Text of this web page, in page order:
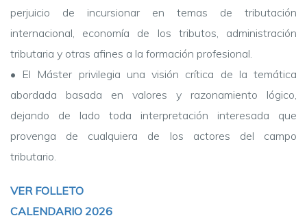
perjuicio de incursionar en temas de tributación
internacional, economía de los tributos, administración
tributaria y otras afines a la formación profesional.
• El Máster privilegia una visión crítica de la temática
abordada basada en valores y razonamiento lógico,
dejando de lado toda interpretación interesada que
provenga de cualquiera de los actores del campo
tributario.
VER FOLLETO
CALENDARIO 2026